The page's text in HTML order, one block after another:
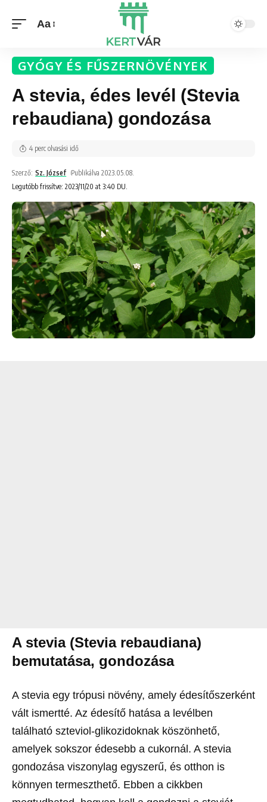
Aa
GYÓGY ÉS FŰSZERNÖVÉNYEK
A stevia, édes levél (Stevia
rebaudiana) gondozása
Legutóbb frissítve: 2023/11/20 at 3:40 DU.
Szerző: Sz. József Publikálva 2023.05.08.
4 perc olvasási idő
A stevia (Stevia rebaudiana)
bemutatása, gondozása
A stevia egy trópusi növény, amely édesítőszerként
vált ismertté. Az édesítő hatása a levélben
található szteviol-glikozidoknak köszönhető,
amelyek sokszor édesebb a cukornál. A stevia
gondozása viszonylag egyszerű, és otthon is
könnyen termeszthető. Ebben a cikkben